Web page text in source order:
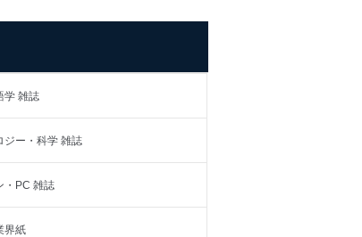
学 雑誌
ジー・科学 雑誌
・PC 雑誌
界紙